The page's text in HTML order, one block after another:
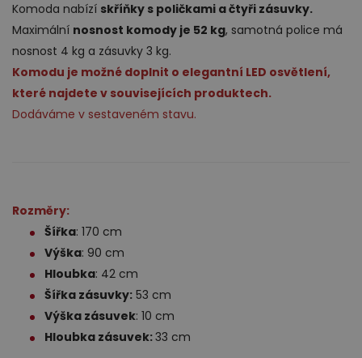
Komoda nabízí skříňky s poličkami a čtyři zásuvky.
Maximální nosnost komody je 52 kg, samotná police má
nosnost 4 kg a zásuvky 3 kg.
Komodu je možné doplnit o elegantní LED osvětlení,
které najdete v souvisejících produktech.
Dodáváme v sestaveném stavu.
Rozměry:
Šířka: 170 cm
Výška: 90 cm
Hloubka: 42 cm
Šířka zásuvky: 53 cm
Výška zásuvek: 10 cm
Hloubka zásuvek:33 cm